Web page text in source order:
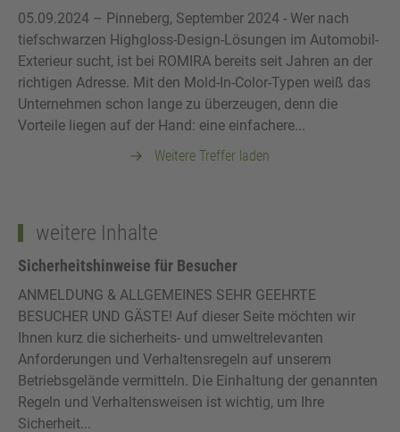
05.09.2024 – Pinneberg, September 2024 - Wer nach
tiefschwarzen Highgloss-Design-Lösungen im Automobil-
Exterieur sucht, ist bei ROMIRA bereits seit Jahren an der
richtigen Adresse. Mit den Mold-In-Color-Typen weiß das
Unternehmen schon lange zu überzeugen, denn die
Vorteile liegen auf der Hand: eine einfachere...
Weitere Treffer laden
weitere Inhalte
Sicherheitshinweise für Besucher
ANMELDUNG & ALLGEMEINES SEHR GEEHRTE
BESUCHER UND GÄSTE! Auf dieser Seite möchten wir
Ihnen kurz die sicherheits- und umweltrelevanten
Anforderungen und Verhaltensregeln auf unserem
Betriebsgelände vermitteln. Die Einhaltung der genannten
Regeln und Verhaltensweisen ist wichtig, um Ihre
Sicherheit...